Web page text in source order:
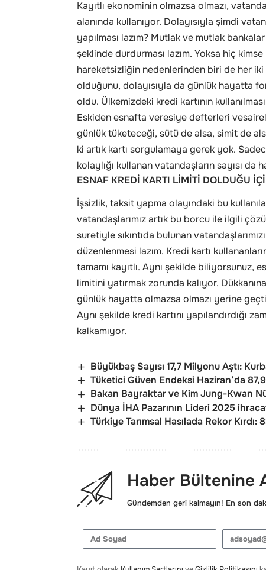
Kayıtlı ekonominin olmazsa olmazı,
alanında kullanıyor. Dolayısıyla şimdi
yapılması lazım? Mutlak ve mutlak
şeklinde durdurması lazım. Yoksa hiç
hareketsizliğin nedenlerinden biri de her iki
olduğunu, dolayısıyla da günlük hayatta
oldu. Ülkemizdeki kredi kartının
Eskiden esnafta veresiye defterleri
günlük tüketeceği, sütü de alsa, simit de
ki artık kartı sorgulamaya gerek yok.
kolaylığı kullanan vatandaşların sayısı da
ESNAF KREDİ KARTI LİMİTİ DOLDUĞU
İşsizlik, taksit yapma olayındaki bu
vatandaşlarımız artık bu borcu ile ilgili
suretiyle sıkıntıda bulunan
düzenlenmesi lazım. Kredi kartı
tamamı kayıtlı. Aynı şekilde biliyorsunuz,
limitini yatırmak zorunda kalıyor.
günlük hayatta olmazsa olmazı yerine
Aynı şekilde kredi kartını yapılandırdığı
kalkamıyor.
Büyükbaş Sayısı 17,7 Milyonu Aştı:
Tüketici Güven Endeksi Haziran’da
Bakan Bayraktar ve Kim Jung-Kwan
Dünya İHA Pazarının Lideri 2025
Türkiye Tarımsal Hasılada Rekor
Haber Bültenine
Gündemden geri kalmayın! En son